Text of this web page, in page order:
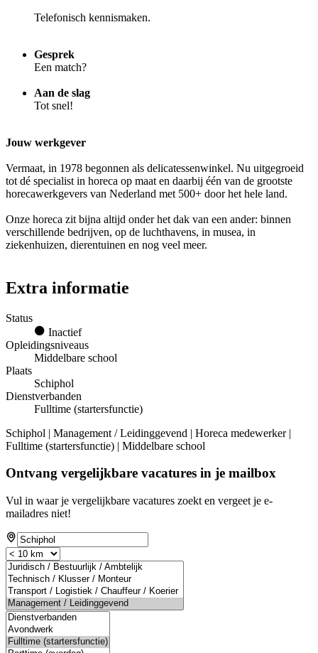
Telefonisch kennismaken.
Gesprek
Een match?
Aan de slag
Tot snel!
Jouw werkgever
Vermaat, in 1978 begonnen als delicatessenwinkel. Nu uitgegroeid
tot dé specialist in horeca op maat en daarbij één van de grootste
horecawerkgevers van Nederland met 500+ door het hele land.
Onze horeca zit bijna altijd onder het dak van een ander: binnen
verschillende bedrijven, op de luchthavens, in musea, in
ziekenhuizen, dierentuinen en nog veel meer.
Extra informatie
Status
Inactief
Opleidingsniveaus
Middelbare school
Plaats
Schiphol
Dienstverbanden
Fulltime (startersfunctie)
Schiphol | Management / Leidinggevend | Horeca medewerker |
Fulltime (startersfunctie) | Middelbare school
Ontvang vergelijkbare vacatures in je mailbox
Vul in waar je vergelijkbare vacatures zoekt en vergeet je e-
mailadres niet!